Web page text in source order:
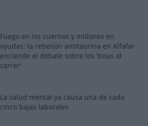
Fuego en los cuernos y millones en
ayudas: la rebelión antitaurina en Alfafar
enciende el debate sobre los 'bous al
carrer'
La salud mental ya causa una de cada
cinco bajas laborales